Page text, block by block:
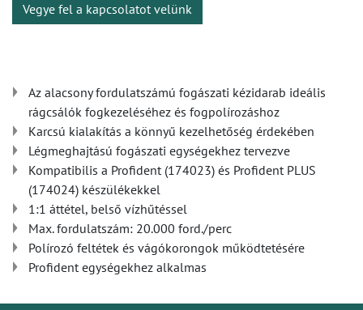
Vegye fel a kapcsolatot velünk
Az alacsony fordulatszámú fogászati kézidarab ideális
rágcsálók fogkezeléséhez és fogpolírozáshoz
Karcsú kialakítás a könnyű kezelhetőség érdekében
Légmeghajtású fogászati egységekhez tervezve
Kompatibilis a Profident (174023) és Profident PLUS
(174024) készülékekkel
1:1 áttétel, belső vízhűtéssel
Max. fordulatszám: 20.000 ford./perc
Polírozó feltétek és vágókorongok működtetésére
Profident egységekhez alkalmas